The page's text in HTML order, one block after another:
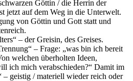
Göttin / die Herrin der
jetzt auf dem Weg in die Unterwelt.
von Göttin und Gott statt und
– der Greisin, des Greises.
– Frage: „was bin ich bereit
welchen überholten Ideen,
ich mich verabschieden?“ Damit im
– geistig / materiell wieder reich oder